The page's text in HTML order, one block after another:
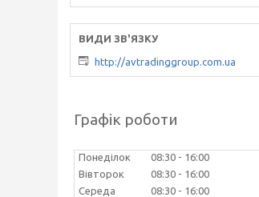
http://avtradinggroup.com.ua
Графік роботи
Понеділок 08:30
16:00
Вівторок
08:30
16:00
Середа
08:30
16:00